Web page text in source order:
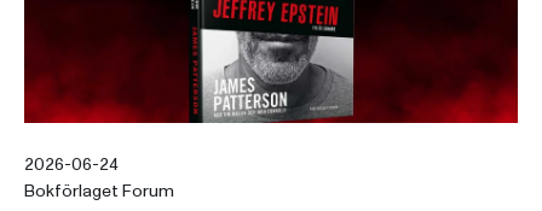
2026-06-24
Bokförlaget Forum